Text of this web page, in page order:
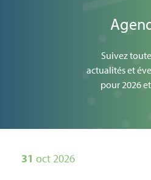
Suivez
actualités et
pour 2026
31 oct 2026